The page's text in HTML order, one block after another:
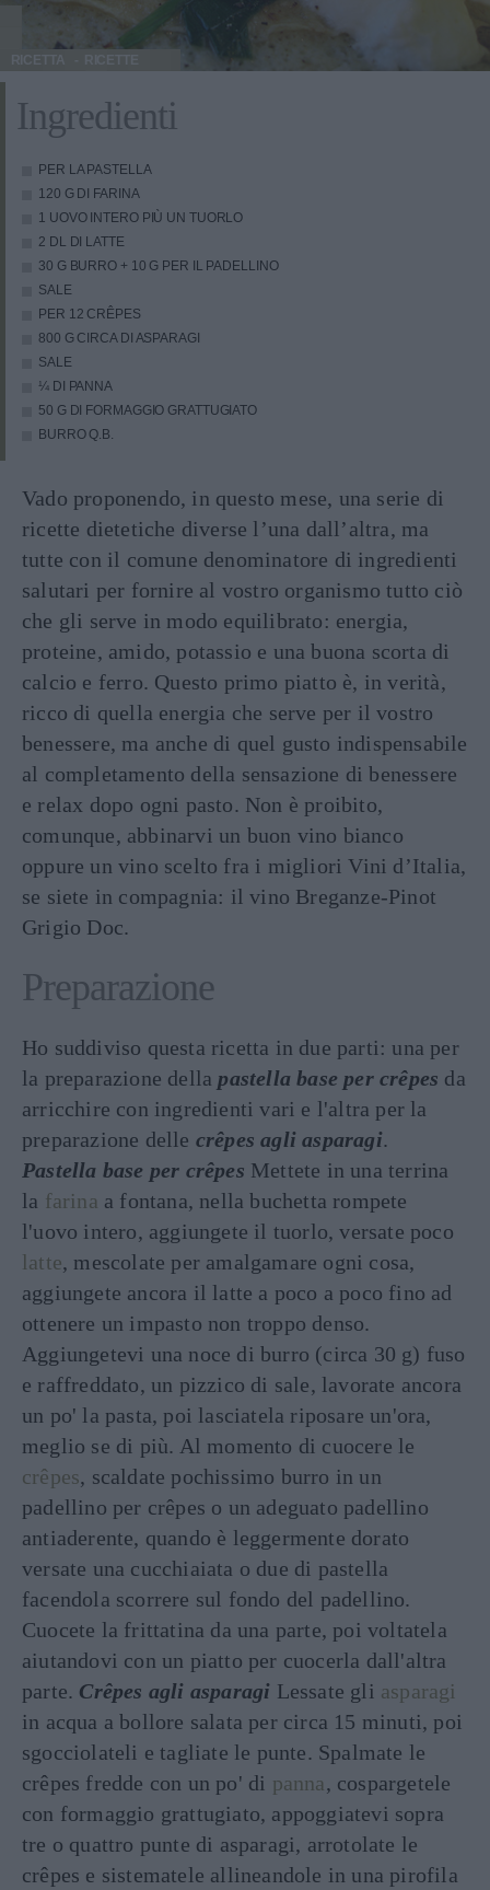
RICETTA
Ingredienti
PER LA PASTELLA
120 G DI FARINA
1 UOVO INTERO PIÙ UN TUORLO
2 DL DI LATTE
30 G BURRO + 10 G PER IL PADELLINO
SALE
PER 12 CRÊPES
800 G CIRCA DI ASPARAGI
SALE
¼ DI PANNA
50 G DI FORMAGGIO GRATTUGIATO
BURRO Q.B.
Vado proponendo, in questo mese, una serie di
ricette dietetiche diverse l’una dall’altra, ma
tutte con il comune denominatore di ingredienti
salutari per fornire al vostro organismo tutto ciò
che gli serve in modo equilibrato: energia,
proteine, amido, potassio e una buona scorta di
calcio e ferro. Questo primo piatto è, in verità,
ricco di quella energia che serve per il vostro
benessere, ma anche di quel gusto indispensabile
al completamento della sensazione di benessere
e relax dopo ogni pasto. Non è proibito,
comunque, abbinarvi un buon vino bianco
oppure un vino scelto fra i migliori Vini d’Italia,
se siete in compagnia: il vino Breganze-Pinot
Grigio Doc.
Preparazione
Ho suddiviso questa ricetta in due parti: una per
la preparazione dellapastella base per crêpes da
arricchire con ingredienti vari e l'altra per la
preparazione delle crêpes agli asparagi.
Pastella base per crêpes Mettete in una terrina
la farina a fontana, nella buchetta rompete
l'uovo intero, aggiungete il tuorlo, versate poco
latte, mescolate per amalgamare ogni cosa,
aggiungete ancora il latte a poco a poco fino ad
ottenere un impasto non troppo denso.
Aggiungetevi una noce di burro (circa 30 g) fuso
e raffreddato, un pizzico di sale, lavorate ancora
un po' la pasta, poi lasciatela riposare un'ora,
meglio se di più. Al momento di cuocere le
crêpes, scaldate pochissimo burro in un
padellino per crêpes o un adeguato padellino
antiaderente, quando è leggermente dorato
versate una cucchiaiata o due di pastella
facendola scorrere sul fondo del padellino.
Cuocete la frittatina da una parte, poi voltatela
aiutandovi con un piatto per cuocerla dall'altra
parte. Crêpes agli asparagi Lessate gli asparagi
in acqua a bollore salata per circa 15 minuti, poi
sgocciolateli e tagliate le punte. Spalmate le
crêpes fredde con un po' di panna, cospargetele
con formaggio grattugiato, appoggiatevi sopra
tre o quattro punte di asparagi, arrotolate le
crêpes e sistematele allineandole in una pirofila